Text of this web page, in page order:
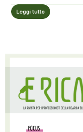
Leggi tutto